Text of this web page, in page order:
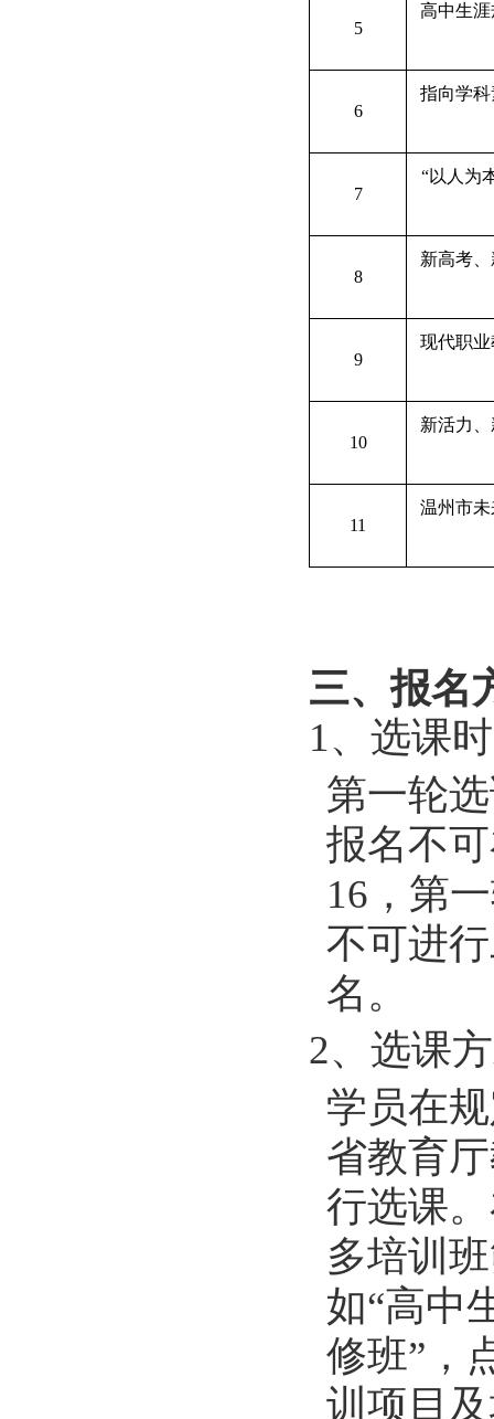
5
高中生
6
指向学
7
“以人为
8
新高考
9
现代职
10
新活力
11
温州市
三、报名
1、选课
第一轮
报名不
16 ，第
不可进
名。
2、选课
学员在
省教育
行选课
多培训
如“高中
修班”，
训项目